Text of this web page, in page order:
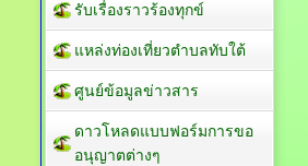
รับเรื่องราวร้องทุกข์
แหล่งท่องเที่ยวตำบลทับใต้
ศูนย์ข้อมูลข่าวสาร
ดาวโหลดแบบฟอร์มการขอ
อนุญาตต่างๆ